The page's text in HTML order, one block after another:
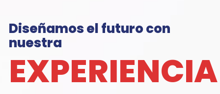
Diseñamos el futuro con
nuestra
EXPERIENCIA